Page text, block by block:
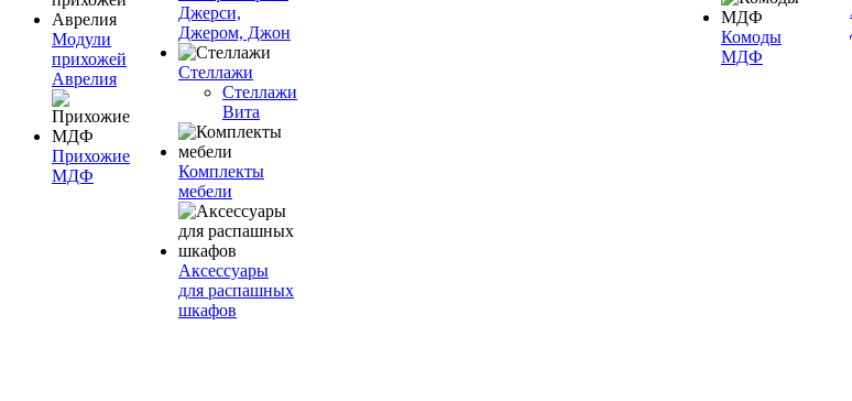
Модули
прихожей
Аврелия
Прихожие
МДФ
Джерси,
Джером, Джон
Стеллажи
Стеллажи
Вита
Комплекты
мебели
Аксессуары
для распашных
шкафов
Комоды
МДФ